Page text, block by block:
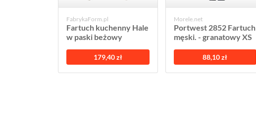
FabrykaForm.pl
Fartuch kuchenny Hale
w paski beżowy
179,40 zł
Morele.net
Portwest 2852 Fartuch
męski. - granatowy XS
88,10 zł